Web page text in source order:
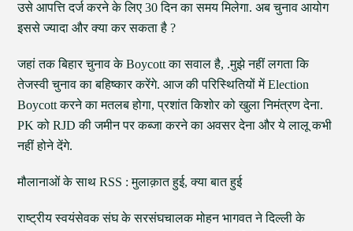
उसे आपत्ति दर्ज करने के लिए 30 दिन का समय मिलेगा. अब चुनाव आयोग
इससे ज्यादा और क्या कर सकता है ?
जहां तक बिहार चुनाव के Boycott का सवाल है, .मुझे नहीं लगता कि
तेजस्वी चुनाव का बहिष्कार करेंगे. आज की परिस्थितियों में Election
Boycott करने का मतलब होगा, प्रशांत किशोर को खुला निमंत्रण देना.
PK को RJD की जमीन पर कब्जा करने का अवसर देना और ये लालू कभी
नहीं होने देंगे.
मौलानाओं के साथ RSS : मुलाक़ात हुई, क्या बात हुई
राष्ट्रीय स्वयंसेवक संघ के सरसंघचालक मोहन भागवत ने दिल्ली के